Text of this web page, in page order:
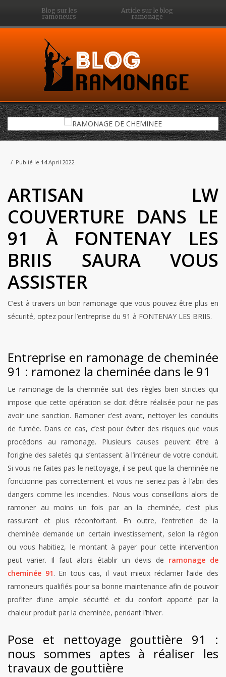
Blog sur les
ramoneurs
Article sur le blog
ramonage
Publié le 14April 2022
ARTISAN LW
COUVERTURE DANS LE
91 À FONTENAY LES
BRIIS SAURA VOUS
ASSISTER
C’est à travers un bon ramonage que vous pouvez être plus en
sécurité, optez pour l’entreprise du 91 à FONTENAY LES BRIIS.
Entreprise en ramonage de cheminée
91 : ramonez la cheminée dans le 91
Le ramonage de la cheminée suit des règles bien strictes qui
impose que cette opération se doit d’être réalisée pour ne pas
avoir une sanction. Ramoner c’est avant, nettoyer les conduits
de fumée. Dans ce cas, c’est pour éviter des risques que vous
procédons au ramonage. Plusieurs causes peuvent être à
l’origine des saletés qui s’entassent à l’intérieur de votre conduit.
Si vous ne faites pas le nettoyage, il se peut que la cheminée ne
fonctionne pas correctement et vous ne seriez pas à l’abri des
dangers comme les incendies. Nous vous conseillons alors de
ramoner au moins un fois par an la cheminée, c’est plus
rassurant et plus réconfortant. En outre, l’entretien de la
cheminée demande un certain investissement, selon la région
ou vous habitiez, le montant à payer pour cette intervention
peut varier. Il faut alors établir un devis de ramonage de
cheminée 91. En tous cas, il vaut mieux réclamer l’aide des
ramoneurs qualifiés pour sa bonne maintenance afin de pouvoir
profiter d’une ample sécurité et du confort apporté par la
chaleur produit par la cheminée, pendant l’hiver.
Pose et nettoyage gouttière 91 :
nous sommes aptes à réaliser les
travaux de gouttière